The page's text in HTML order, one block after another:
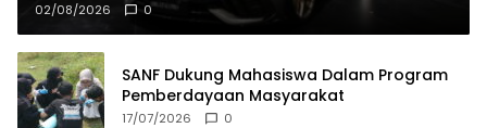
02/08/2026 0
SANF Dukung Mahasiswa Dalam Program
Pemberdayaan Masyarakat
17/07/2026 0